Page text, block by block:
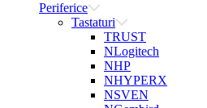
Periferice
Tastaturi
TRUST
NLogitech
NHP
NHYPERX
NSVEN